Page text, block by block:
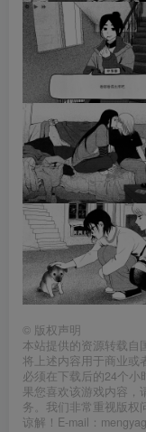
© 版权声明
本站提供的资源转载自
将上述内容用于商业或
必须在下载后的24个
果您喜欢该游戏内容，
务。我们非常重视版权
谅解！E-mail：